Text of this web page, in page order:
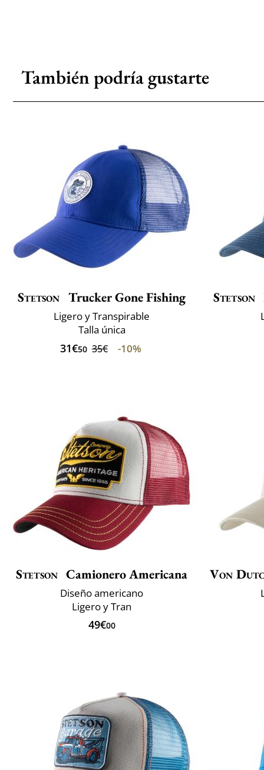
También podría gustarte
Stetson Trucker Gone Fishing
Ligero y Transpirable
Talla única
31€50 35€ -10%
Stetson
Stetson Camionero Americana
Diseño americano
Ligero y Tran
49€00
Von